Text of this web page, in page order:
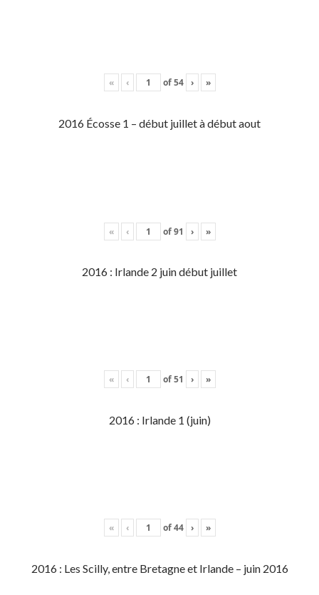
« ‹ of54 › »
2016 Écosse 1 – début juillet à début aout
« ‹ of91 › »
2016 : Irlande 2 juin début juillet
« ‹ of51 › »
2016 : Irlande 1 (juin)
« ‹ of44 › »
2016 : Les Scilly, entre Bretagne et Irlande – juin 2016